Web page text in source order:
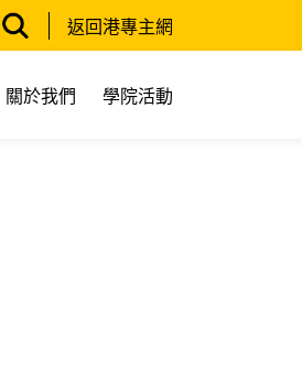
返回港專主網
關於我們 學院活動